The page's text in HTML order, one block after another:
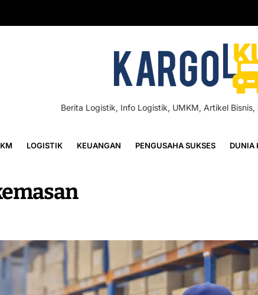
Berita Logistik, Info Logistik, UMKM, Artikel Bisnis,
LOGISTIK KEUANGAN PENGUSAHA SUKSES DUNIA